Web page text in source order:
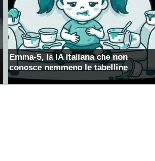
Emma-5, la IA italiana che non
conosce nemmeno le tabelline